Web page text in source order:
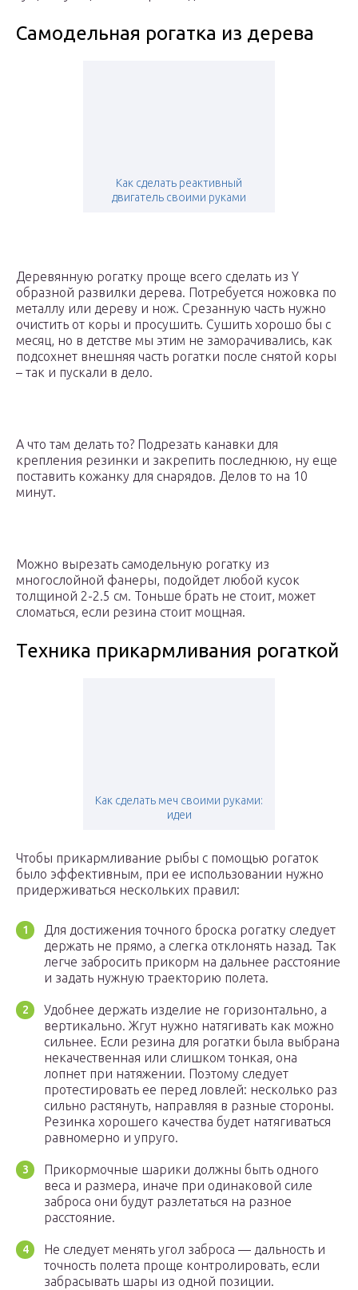
Самодельная рогатка из дерева
Как сделать реактивный
двигатель своими руками
Деревянную рогатку проще всего сделать из Y
образной развилки дерева. Потребуется ножовка по
металлу или дереву и нож. Срезанную часть нужно
очистить от коры и просушить. Сушить хорошо бы с
месяц, но в детстве мы этим не заморачивались, как
подсохнет внешняя часть рогатки после снятой коры
– так и пускали в дело.
А что там делать то? Подрезать канавки для
крепления резинки и закрепить последнюю, ну еще
поставить кожанку для снарядов. Делов то на 10
минут.
Можно вырезать самодельную рогатку из
многослойной фанеры, подойдет любой кусок
толщиной 2-2.5 см. Тоньше брать не стоит, может
сломаться, если резина стоит мощная.
Техника прикармливания рогаткой
Как сделать меч своими руками:
идеи
Чтобы прикармливание рыбы с помощью рогаток
было эффективным, при ее использовании нужно
придерживаться нескольких правил:
Для достижения точного броска рогатку следует
держать не прямо, а слегка отклонять назад. Так
легче забросить прикорм на дальнее расстояние
и задать нужную траекторию полета.
Удобнее держать изделие не горизонтально, а
вертикально. Жгут нужно натягивать как можно
сильнее. Если резина для рогатки была выбрана
некачественная или слишком тонкая, она
лопнет при натяжении. Поэтому следует
протестировать ее перед ловлей: несколько раз
сильно растянуть, направляя в разные стороны.
Резинка хорошего качества будет натягиваться
равномерно и упруго.
Прикормочные шарики должны быть одного
веса и размера, иначе при одинаковой силе
заброса они будут разлетаться на разное
расстояние.
Не следует менять угол заброса — дальность и
точность полета проще контролировать, если
забрасывать шары из одной позиции.